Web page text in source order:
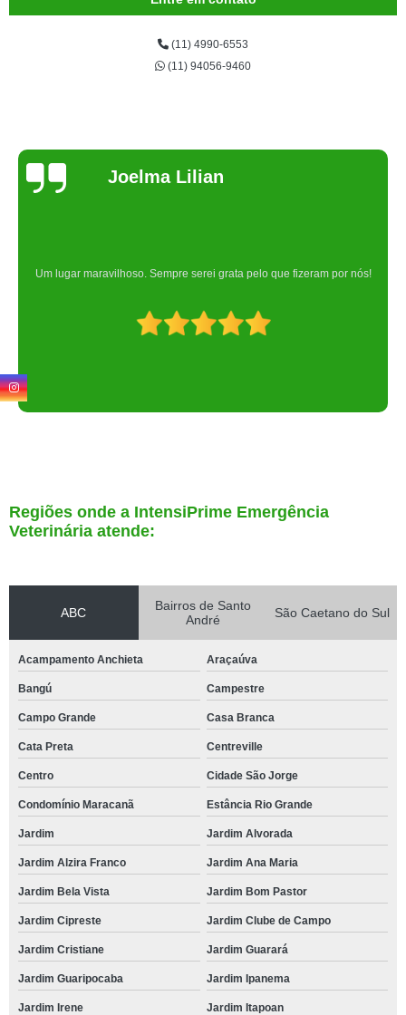
(11) 4990-6553
(11) 94056-9460
Joelma Lilian
Um lugar maravilhoso. Sempre serei grata pelo que fizeram por nós!
Regiões onde a IntensiPrime Emergência
Veterinária atende:
ABC
Bairros de Santo
André
São Caetano do Sul
Acampamento Anchieta Araçaúva
Bangú Campestre
Campo Grande Casa Branca
Cata Preta Centreville
Centro Cidade São Jorge
Condomínio Maracanã Estância Rio Grande
Jardim Jardim Alvorada
Jardim Alzira Franco Jardim Ana Maria
Jardim Bela Vista Jardim Bom Pastor
Jardim Cipreste Jardim Clube de Campo
Jardim Cristiane Jardim Guarará
Jardim Guaripocaba Jardim Ipanema
Jardim Irene Jardim Itapoan